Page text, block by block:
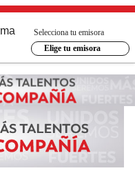
Selecciona tu emisora
Elige tu emisora